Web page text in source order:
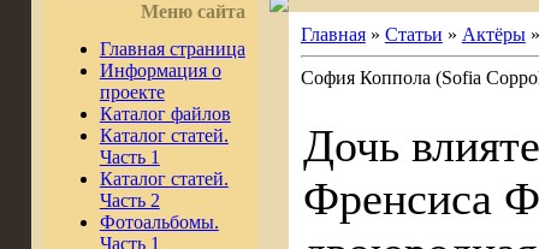
Меню сайта
Главная страница
Информация о
проекте
Каталог файлов
Каталог статей.
Часть 1
Каталог статей.
Часть 2
Фотоальбомы.
Часть 1
Главная» Статьи » Актёры
София Коппола (Sofia
Дочь
Френсиса